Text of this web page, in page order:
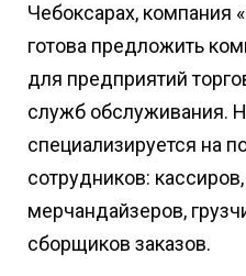
Чебоксарах, компания
готова предложить
для предприятий
служб обслуживания.
специализируется на
сотрудников:
мерчандайзеров,
сборщиков заказов.